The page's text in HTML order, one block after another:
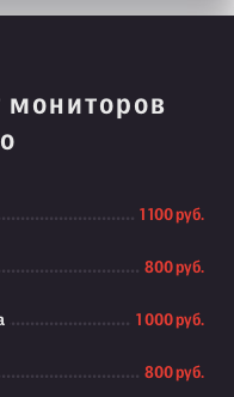
1 100 руб.
800 руб.
1 000 руб.
800 руб.